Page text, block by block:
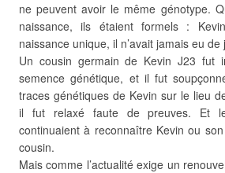
ne peuvent avoir le même génotype.
naissance, ils étaient formels :
naissance unique, il n’avait jamais eu de
Un cousin germain de Kevin J23 fut
semence génétique, et il fut
traces génétiques de Kevin sur le lieu
il fut relaxé faute de preuves. Et
continuaient à reconnaître Kevin ou
cousin.
Mais comme l’actualité exige un